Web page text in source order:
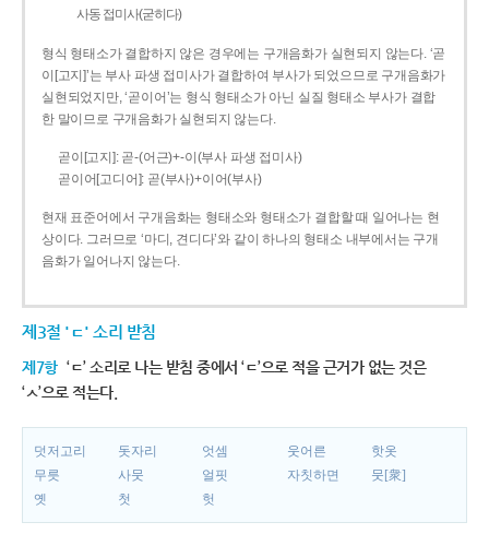
사동 접미사(굳히다)
형식 형태소가 결합하지 않은 경우에는 구개음화가 실현되지 않는다. ‘곧
이[고지]’는 부사 파생 접미사가 결합하여 부사가 되었으므로 구개음화가
실현되었지만, ‘곧이어’는 형식 형태소가 아닌 실질 형태소 부사가 결합
한 말이므로 구개음화가 실현되지 않는다.
곧이[고지]: 곧-­(어근)+­-이(부사 파생 접미사)
곧이어[고디어]: 곧(부사)+이어(부사)
현재 표준어에서 구개음화는 형태소와 형태소가 결합할 때 일어나는 현
상이다. 그러므로 ‘마디, 견디다’와 같이 하나의 형태소 내부에서는 구개
음화가 일어나지 않는다.
제3절 'ㄷ' 소리 받침
제7항 ‘ㄷ’ 소리로 나는 받침 중에서 ‘ㄷ’으로 적을 근거가 없는 것은
‘ㅅ’으로 적는다.
덧저고리 돗자리 엇셈 웃어른
핫옷
무릇
사뭇 얼핏 자칫하면
뭇[衆]
옛
첫 헛